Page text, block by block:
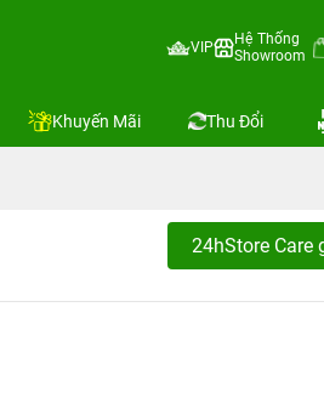
VIP
Hệ Thống
Showroom
Khuyến Mãi Thu Đổi
24hStore Care